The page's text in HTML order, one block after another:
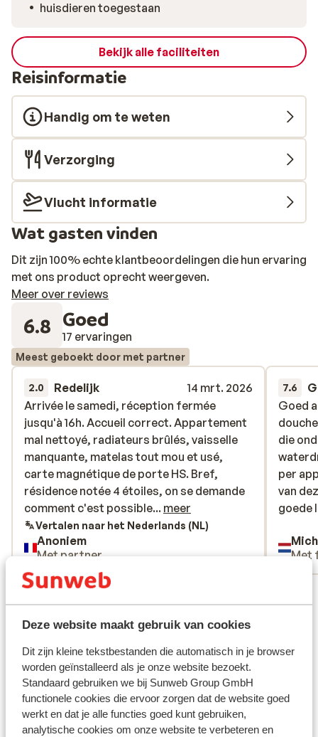
Deze website maakt gebruik van cookies
Dit zijn kleine tekstbestanden die automatisch in je browser
worden geïnstalleerd als je onze website bezoekt.
Standaard gebruiken we bij Sunweb Group GmbH
functionele cookies die ervoor zorgen dat de website goed
werkt en dat je alle functies goed kunt gebruiken,
analytische cookies om onze website te verbeteren en
huisdieren toegestaan
Bekijk alle faciliteiten
Reisinformatie
Handig om te weten
Verzorging
Vlucht informatie
Wat gasten vinden
Dit zijn 100% echte klantbeoordelingen die hun ervaring
met ons product oprecht weergeven.
Meer over reviews
6.8 Goed
17 ervaringen
Meest geboekt door met partner
2.0 Redelijk
14 mrt. 2026
Arrivée le samedi, réception fermée
jusqu'à 16h. Accueil correct. Appartement
mal nettoyé, radiateurs brûlés, vaisselle
manquante, matelas tout mou et usé,
carte magnétique de porte HS. Bref,
résidence notée 4 étoiles, on se demande
comment c'est possible. A fuir
absolument.
Arrivée le samedi, réception fermée
jusqu'à 16h. Accueil correct. Appartement
mal nettoyé, radiateurs brûlés, vaisselle
manquante, matelas tout mou et usé,
carte magnétique de porte HS. Bref,
résidence notée 4 étoiles, on se demande
comment c'est possible... meer
Vertalen naar het Nederlands (NL)
Anoniem
Met partner
7.6
Goed
die
per
van
goede
Goed
die
per
van
goede
Met
Bekijk alle 17 ervaringen
Ligging
Bekijk op kaart